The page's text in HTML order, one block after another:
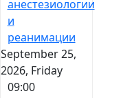
анестезиологии
и
реанимации
September 25,
2026, Friday
09:00